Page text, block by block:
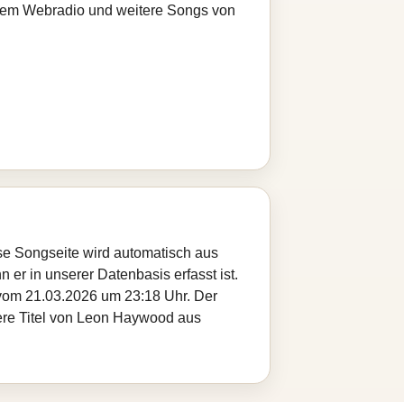
Webradio und weitere Songs von
Songseite wird automatisch aus
er in unserer Datenbasis erfasst ist.
21.03.2026 um 23:18 Uhr. Der
Titel von Leon Haywood aus